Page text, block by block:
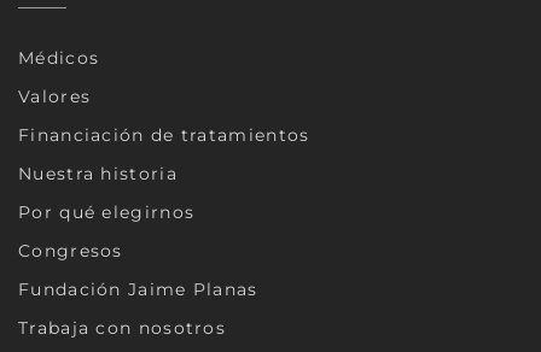
Médicos
Valores
Financiación de tratamientos
Nuestra historia
Por qué elegirnos
Congresos
Fundación Jaime Planas
Trabaja con nosotros